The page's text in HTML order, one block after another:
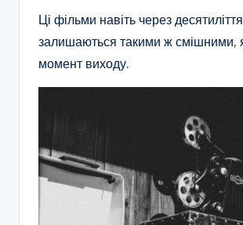
Ці фільми навіть через десятиліття
залишаються такими ж смішними,
момент виходу.